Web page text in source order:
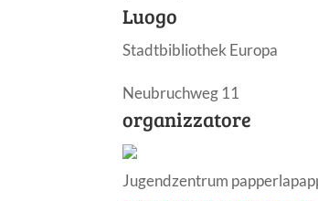
Luogo
Stadtbibliothek Europa
Neubruchweg 11
organizzatore
Jugendzentrum